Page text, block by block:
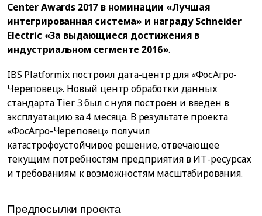
Center Awards 2017 в номинации «Лучшая
интегрированная система» и награду Schneider
Electric «За выдающиеся достижения в
индустриальном сегменте 2016».
IBS Platformix построил дата-центр для «ФосАгро-
Череповец». Новый центр обработки данных
стандарта Tier 3 был c нуля построен и введен в
эксплуатацию за 4 месяца. В результате проекта
«ФосАгро-Череповец» получил
катастрофоустойчивое решение, отвечающее
текущим потребностям предприятия в ИТ-ресурсах
и требованиям к возможностям масштабирования.
Предпосылки проекта